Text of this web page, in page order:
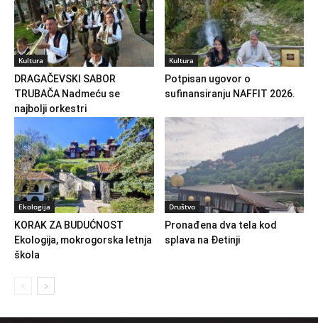
Kultura
DRAGAČEVSKI SABOR
TRUBAČA Nadmeću se
najbolji orkestri
Kultura
Potpisan ugovor o
sufinansiranju NAFFIT 2026.
Ekologija
KORAK ZA BUDUĆNOST
Ekologija, mokrogorska letnja
škola
Društvo
Pronađena dva tela kod
splava na Đetinji